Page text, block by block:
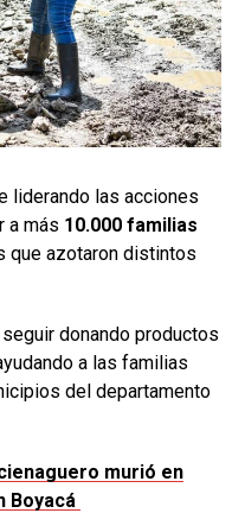
liderando las acciones
a más 10.000 familias
que azotaron distintos
donando productos
a las familias
del departamento
murió en
Boyacá